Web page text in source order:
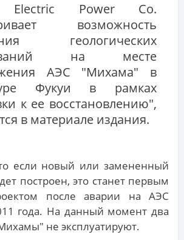
Electric Power Co.
возможность
геологических
на месте
АЭС "Михама" в
Фукуи в рамках
к ее восстановлению",
в материале издания.
если новый или замененный
построен, это станет первым
после аварии на АЭС
года. На данный момент два
не эксплуатируют.